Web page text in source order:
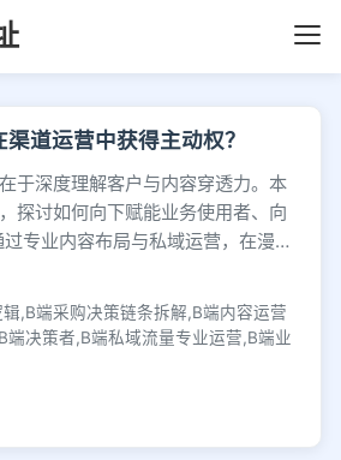
- 第2页 -
道运营中获得主动权？
于深度理解客户与内容穿透力。本
探讨如何向下赋能业务使用者、向
过专业内容布局与私域运营，在漫长
,B端采购决策链条拆解,B端内容运营
端决策者,B端私域流量专业运营,B端业